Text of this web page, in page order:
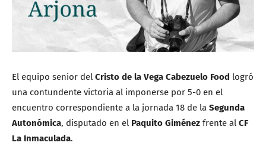
El equipo senior del Cristo de la Vega Cabezuelo Food logró
una contundente victoria al imponerse por 5-0 en el
encuentro correspondiente a la jornada 18 de la Segunda
Autonómica, disputado en el Paquito Giménez frente al CF
La Inmaculada.